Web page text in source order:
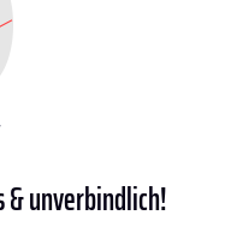
unverbindlich!